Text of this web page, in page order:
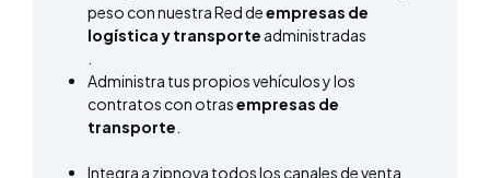
peso con nuestra Red deempresas de
logística y transporte administradas
Administra tus propios vehículos y los
contratos con otrasempresas de
transporte
Integra a zipnova todos los canales de venta